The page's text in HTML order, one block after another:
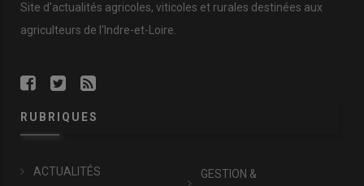
Site d'actualités agricoles, viticoles et rurales destinées aux
agriculteurs de l'Indre-et-Loire.
RUBRIQUES
ACTUALITÉS
GESTION &